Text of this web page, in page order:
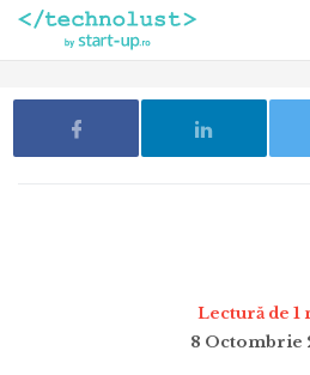
Lectură de 1
8 Octombrie